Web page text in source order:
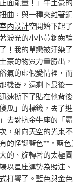
面能量！」牛土豪
曲，與一種夾雜著
內設計空開始下起
淚光的小小黃銅齒
！我的單戀被汙染
豪的物質力量勝出
氣的虛假愛情裡，
機器，還剩下最後
速撕下了貼在他背
瓜」的標籤，丟了
去對抗金牛座的「
，射向天空的光束
的怪誕藍色**。藍
的、旋轉著的太極
以星座運勢為賭注
打響了。藍色與金